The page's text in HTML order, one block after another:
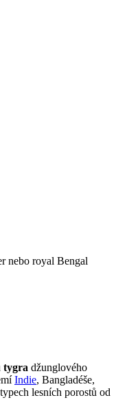
nebo royal Bengal
tygra džunglového
Indie, Bangladéše,
lesních porostů od